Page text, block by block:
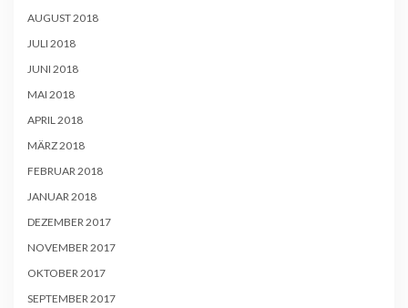
AUGUST 2018
JULI 2018
JUNI 2018
MAI 2018
APRIL 2018
MÄRZ 2018
FEBRUAR 2018
JANUAR 2018
DEZEMBER 2017
NOVEMBER 2017
OKTOBER 2017
SEPTEMBER 2017